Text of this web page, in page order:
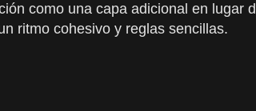
como una capa adicional en lugar
ritmo cohesivo y reglas sencillas.